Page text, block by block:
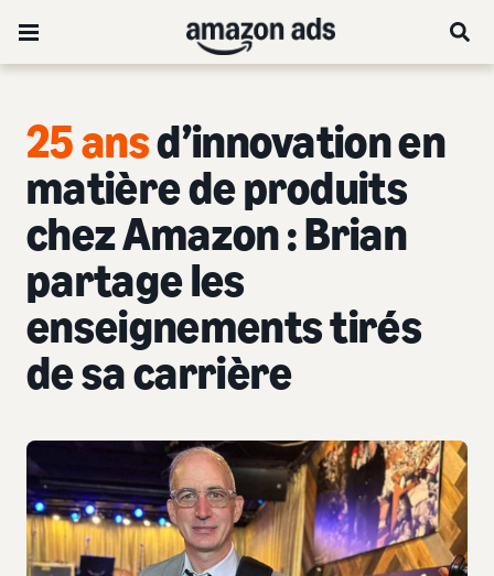
25 ansd’innovation en
matière de produits
chez Amazon : Brian
partage les
enseignements tirés
de sa carrière